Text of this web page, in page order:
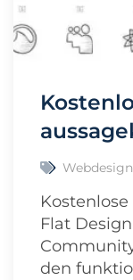
Webdesign
Flat
den